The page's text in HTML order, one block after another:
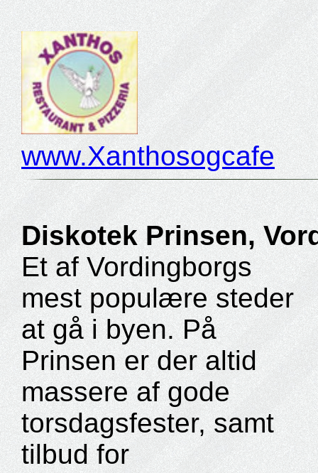
www.Xanthosogcafe
Diskotek Prinsen,
Et af Vordingborgs
mest populære steder
at gå i byen. På
Prinsen er der altid
massere af gode
torsdagsfester, samt
tilbud for